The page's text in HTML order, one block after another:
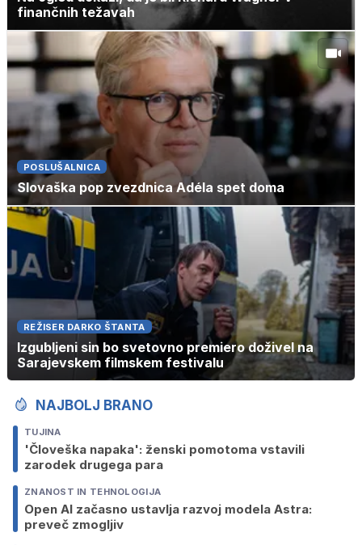
finančnih težavah
POSLUŠALNICA
Slovaška pop zvezdnica Adéla spet doma
REŽISER DARKO ŠTANTA
Izgubljeni sin bo svetovno premiero doživel na
Sarajevskem filmskem festivalu
NAJBOLJ BRANO
TUJINA
'Človeška napaka': ženski pomotoma vstavili
zarodek drugega para
ZNANOST IN TEHNOLOGIJA
Open AI začasno ustavlja razvoj modela Astra:
preveč zmogljiv